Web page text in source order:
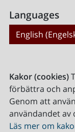
Languages
English
Kakor (cookies)
förbättra och
Genom att
användandet av
Läs mer om